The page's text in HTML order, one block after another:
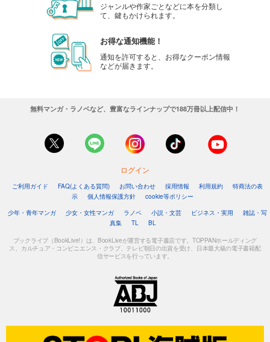
ジャンルや作家ごとなどに本を分類し
て、鍵もかけられます。
お得な通知機能！
通知を許可すると、お得なクーポン情報
などが届きます。
無料マンガ・ラノベなど、豊富なラインナップで188万冊以上配信中！
ログイン
ご利用ガイド FAQ(よくある質問) お問い合わせ 採用情報 利用規約
特商法の表
示
個人情報保護方針
cookie等ポリシー
少年・青年マンガ
少女・女性マンガ ラノベ 小説・文芸 ビジネス・実用
雑誌・写
真集
TL BL
ブックライブ（BookLive!）は、BookLiveが運営する電子書店です。TOPPANホールディング
ス、カルチュア・コンビニエンス・クラブ、テレビ朝日の出資を受け、日本最大級の電子書籍配
信サービスを行っています。